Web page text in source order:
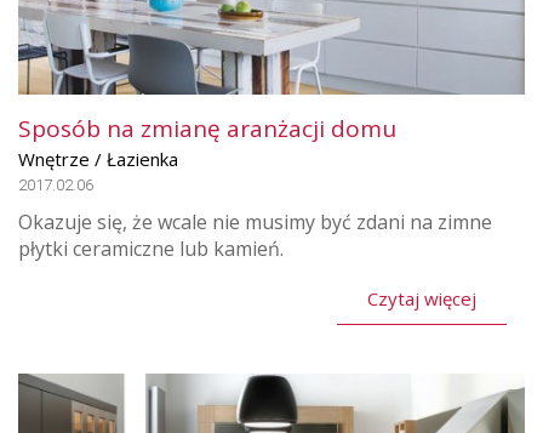
Sposób na zmianę aranżacji domu
Wnętrze / Łazienka
2017.02.06
Okazuje się, że wcale nie musimy być zdani na zimne
płytki ceramiczne lub kamień.
Czytaj więcej